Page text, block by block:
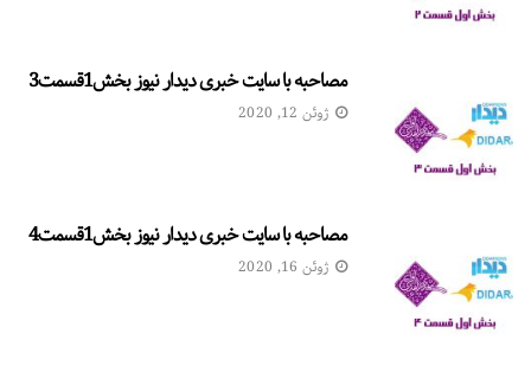
مصاحبه با سایت خبری دیدار نیوز بخش1قسمت3
ژوئن 12, 2020
مصاحبه با سایت خبری دیدار نیوز بخش1قسمت4
ژوئن 16, 2020